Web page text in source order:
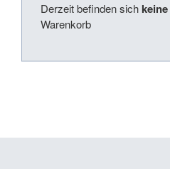
Derzeit befinden sich keine
Warenkorb